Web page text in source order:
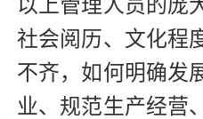
以上管理人员的庞
社会阅历、文化程
不齐，如何明确发
业、规范生产经营